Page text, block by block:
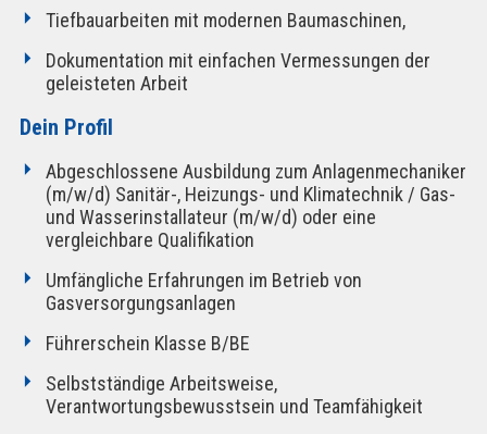
Tiefbauarbeiten mit modernen Baumaschinen,
Dokumentation mit einfachen Vermessungen der
geleisteten Arbeit
Dein Profil
Abgeschlossene Ausbildung zum Anlagenmechaniker
(m/w/d) Sanitär-, Heizungs- und Klimatechnik / Gas-
und Wasserinstallateur (m/w/d) oder eine
vergleichbare Qualifikation
Umfängliche Erfahrungen im Betrieb von
Gasversorgungsanlagen
Führerschein Klasse B/BE
Selbstständige Arbeitsweise,
Verantwortungsbewusstsein und Teamfähigkeit